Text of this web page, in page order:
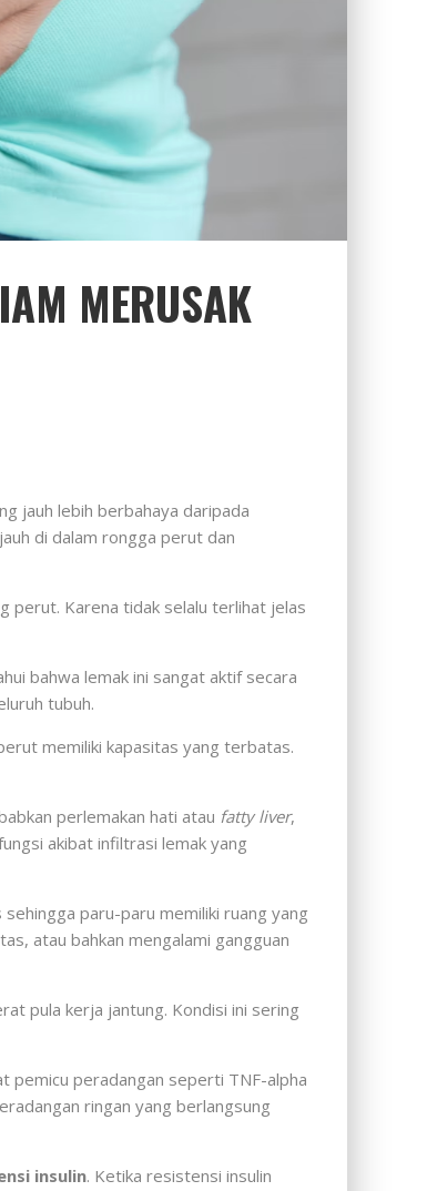
MERUSAK
jauh lebih berbahaya daripada
di dalam rongga perut dan
perut. Karena tidak selalu terlihat jelas
bahwa lemak ini sangat aktif secara
tubuh.
memiliki kapasitas yang terbatas.
perlemakan hati atau fatty liver,
akibat infiltrasi lemak yang
paru-paru memiliki ruang yang
atau bahkan mengalami gangguan
pula kerja jantung. Kondisi ini sering
pemicu peradangan seperti TNF-alpha
ringan yang berlangsung
insulin. Ketika resistensi insulin